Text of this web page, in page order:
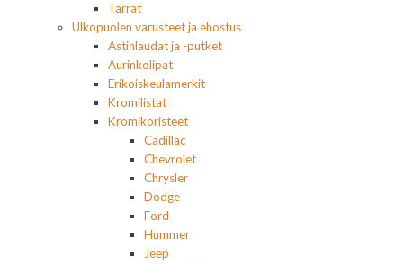
Tarrat
Ulkopuolen varusteet ja ehostus
Astinlaudat ja -putket
Aurinkolipat
Erikoiskeulamerkit
Kromilistat
Kromikoristeet
Cadillac
Chevrolet
Chrysler
Dodge
Ford
Hummer
Jeep